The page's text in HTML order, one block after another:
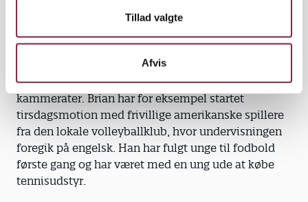
Tillad valgte
Afvis
Trivsel som nøgleord. For nogle handler det om at
få de unge i gang med fritidsaktiviteter og finde
kammerater. Brian har for eksempel startet
tirsdagsmotion med frivillige amerikanske spillere
fra den lokale volleyballklub, hvor undervisningen
foregik på engelsk. Han har fulgt unge til fodbold
første gang og har været med en ung ude at købe
tennisudstyr.